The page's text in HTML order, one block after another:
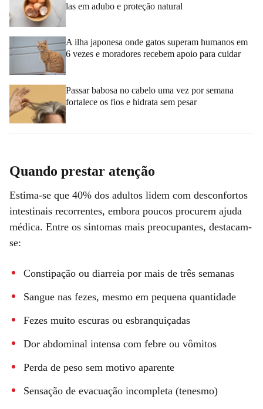
las em adubo e proteção natural
A ilha japonesa onde gatos superam humanos em
6 vezes e moradores recebem apoio para cuidar
Passar babosa no cabelo uma vez por semana
fortalece os fios e hidrata sem pesar
Quando prestar atenção
Estima-se que 40% dos adultos lidem com desconfortos
intestinais recorrentes, embora poucos procurem ajuda
médica. Entre os sintomas mais preocupantes, destacam-
se:
Constipação ou diarreia por mais de três semanas
Sangue nas fezes, mesmo em pequena quantidade
Fezes muito escuras ou esbranquiçadas
Dor abdominal intensa com febre ou vômitos
Perda de peso sem motivo aparente
Sensação de evacuação incompleta (tenesmo)